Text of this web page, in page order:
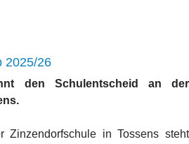
2025/26
den Schulentscheid an der
Zinzendorfschule in Tossens steht